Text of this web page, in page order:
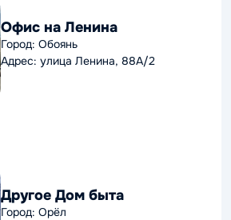
Офис на Ленина
Город: Обоянь
Адрес: улица Ленина, 88А/2
Другое Дом быта
Город: Орёл